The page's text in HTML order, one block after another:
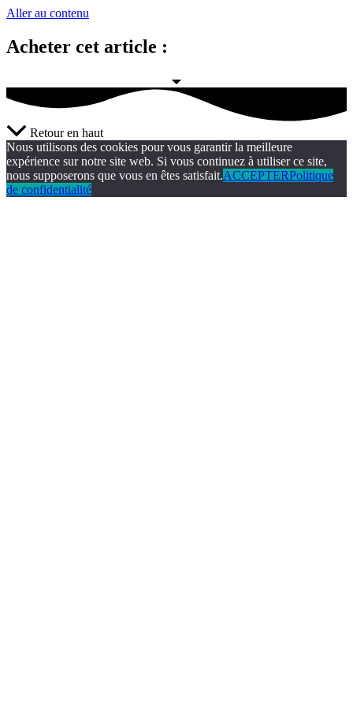
Aller au contenu
Acheter cet article :
Retour en haut
Nous utilisons des cookies pour vous garantir la meilleure
expérience sur notre site web. Si vous continuez à utiliser ce site,
nous supposerons que vous en êtes satisfait.ACCEPTERPolitique
de confidentialité